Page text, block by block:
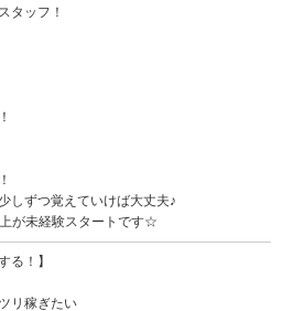
タッフ！
しずつ覚えていけば大丈夫♪
が未経験スタートです☆
る！】
リ稼ぎたい